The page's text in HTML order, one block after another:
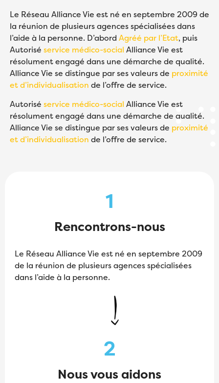
Le Réseau Alliance Vie est né en septembre 2009 de
la réunion de plusieurs agences spécialisées dans
l’aide à la personne. D’abord Agréé par l’Etat, puis
Autorisé service médico-social Alliance Vie est
résolument engagé dans une démarche de qualité.
Alliance Vie se distingue par ses valeurs de proximité
et d’individualisation de l’offre de service.
Autorisé service médico-social Alliance Vie est
résolument engagé dans une démarche de qualité.
Alliance Vie se distingue par ses valeurs de proximité
et d’individualisation de l’offre de service.
1
Rencontrons-nous
Le Réseau Alliance Vie est né en septembre 2009
de la réunion de plusieurs agences spécialisées
dans l’aide à la personne.
2
Nous vous aidons